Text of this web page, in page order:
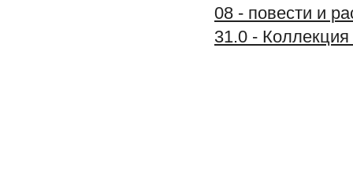
08 - повести и
31.0 -